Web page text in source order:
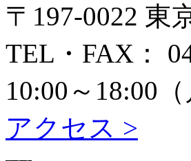
〒197-0022 東
TEL・FAX：
10:00～18:00
アクセス >